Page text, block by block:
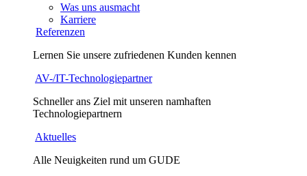
Was uns ausmacht
Karriere
Referenzen
Lernen Sie unsere zufriedenen Kunden kennen
AV-/IT-Technologiepartner
Schneller ans Ziel mit unseren namhaften
Technologiepartnern
Aktuelles
Alle Neuigkeiten rund um GUDE